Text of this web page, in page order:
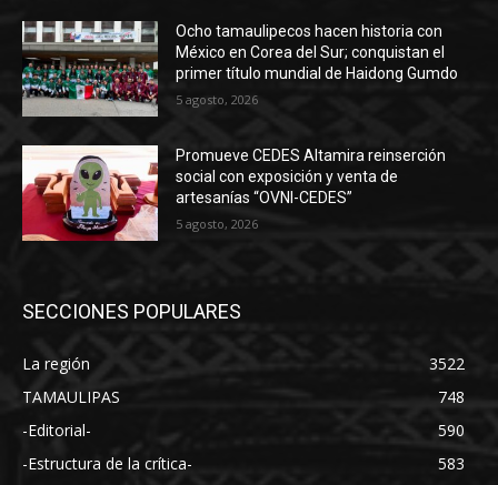
Ocho tamaulipecos hacen historia con
México en Corea del Sur; conquistan el
primer título mundial de Haidong Gumdo
5 agosto, 2026
Promueve CEDES Altamira reinserción
social con exposición y venta de
artesanías “OVNI-CEDES”
5 agosto, 2026
SECCIONES POPULARES
La región
3522
TAMAULIPAS
748
-Editorial-
590
-Estructura de la crítica-
583